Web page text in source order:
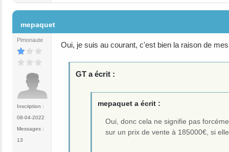
mepaquet
Pimonaute
Inscription :
08-04-2022
Messages :
13
Oui, je suis au courant, c'est bien la raison de
GT a écrit :
mepaquet a écrit :
Oui, donc cela ne signifie pas
sur un prix de vente à 185000€, si